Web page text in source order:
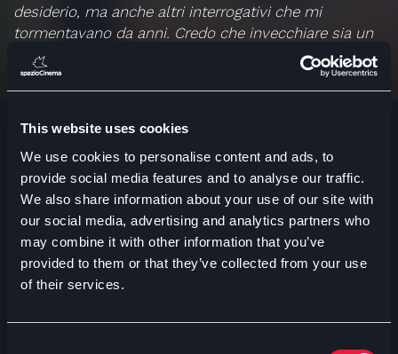
This website uses cookies
We use cookies to personalise content and ads, to
provide social media features and to analyse our traffic.
We also share information about your use of our site with
our social media, advertising and analytics partners who
may combine it with other information that you’ve
provided to them or that they’ve collected from your use
of their services.
desiderio, ma anche altri interrogativi che mi
tormentavano da anni. Credo che invecchiare sia un
privilegio e che ogni ruga sul nostro viso sia la
testimonianza di una vita vissuta appieno, con tutte
le sue gioie e i suoi dolori. Volevo ritrarre un
dispetto dei limiti che gli vengono spesso imposti.
Attraverso María Ángeles volevo confrontarmi con le
opinioni della società sull’invecchiamento – le
aspettative, i pregiudizi, le barriere – e fargliele
superare. Credo nella libertà di invecchiare come
vogliamo. Volevo raccontare una storia diversa:
vibrante, sensuale e provocatoria. E nel farlo, tornare